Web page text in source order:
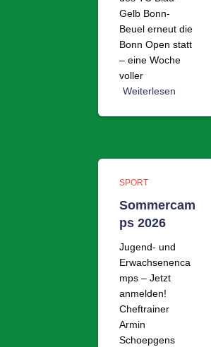
Gelb Bonn-
Beuel erneut die
Bonn Open statt
– eine Woche
voller
Weiterlesen
SPORT
Sommercam
ps 2026
Jugend- und
Erwachsenenca
mps – Jetzt
anmelden!
Cheftrainer
Armin
Schoepgens